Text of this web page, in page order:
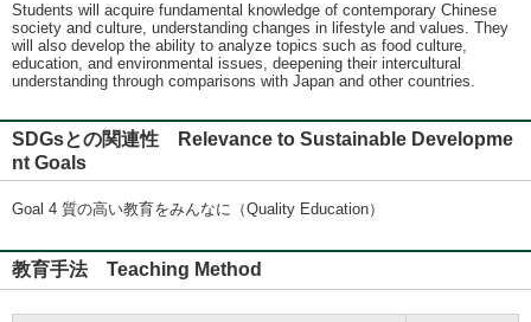
Students will acquire fundamental knowledge of contemporary Chinese
society and culture, understanding changes in lifestyle and values. They
will also develop the ability to analyze topics such as food culture,
education, and environmental issues, deepening their intercultural
understanding through comparisons with Japan and other countries.
SDGsとの関連性 Relevance to Sustainable Developme
nt Goals
Goal 4 質の高い教育をみんなに（Quality Education）
教育手法 Teaching Method